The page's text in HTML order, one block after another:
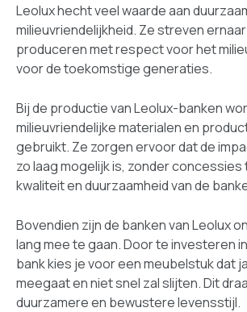
Leolux hecht veel waarde aan
milieuvriendelijkheid. Ze streven
produceren met respect voor het
voor de toekomstige generaties.
Bij de productie van Leolux-banken
milieuvriendelijke materialen en
gebruikt. Ze zorgen ervoor dat de
zo laag mogelijk is, zonder concessies
kwaliteit en duurzaamheid van de
Bovendien zijn de banken van Leolux
lang mee te gaan. Door te investeren
bank kies je voor een meubelstuk dat
meegaat en niet snel zal slijten. Dit
duurzamere en bewustere levensstijl.